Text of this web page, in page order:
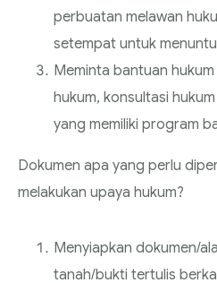
perbuatan melawan
setempat untuk
Meminta bantuan
hukum, konsultasi
yang memiliki program
Dokumen apa yang perlu
melakukan upaya hukum?
Menyiapkan dokumen/
tanah/bukti tertulis